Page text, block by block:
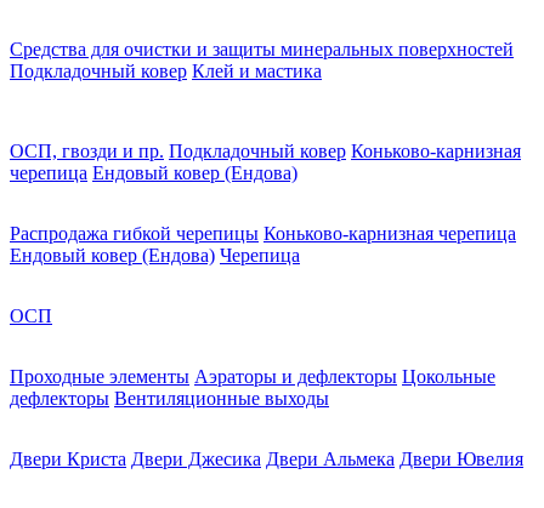
Средства для очистки и защиты минеральных поверхностей
Подкладочный ковер Клей и мастика
ОСП, гвозди и пр. Подкладочный ковер Коньково-карнизная
черепица Ендовый ковер (Ендова)
Распродажа гибкой черепицы Коньково-карнизная черепица
Ендовый ковер (Ендова) Черепица
ОСП
Проходные элементы Аэраторы и дефлекторы Цокольные
дефлекторы Вентиляционные выходы
Двери Криста Двери Джесика Двери Альмека Двери Ювелия